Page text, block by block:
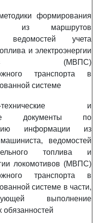
формирования
из маршрутов
ведомостей учета
и электроэнергии
(МВПС)
транспорта в
системе
технические и
документы по
информации из
ведомостей
топлива и
локомотивов (МВПС)
транспорта в
системе в части,
выполнение
обязанностей